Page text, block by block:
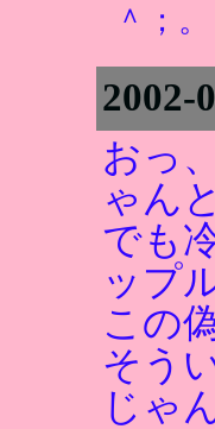
＾；
おっ
ゃん
でも
ップ
この
そう
じゃ